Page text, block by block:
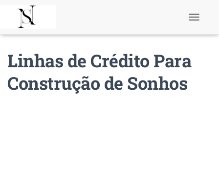
Linhas de Crédito Para
Construção de Sonhos